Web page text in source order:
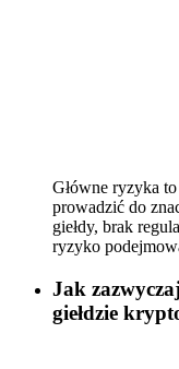
Główne ryzyka
prowadzić do
giełdy, brak
ryzyko
Jak
giełdzie